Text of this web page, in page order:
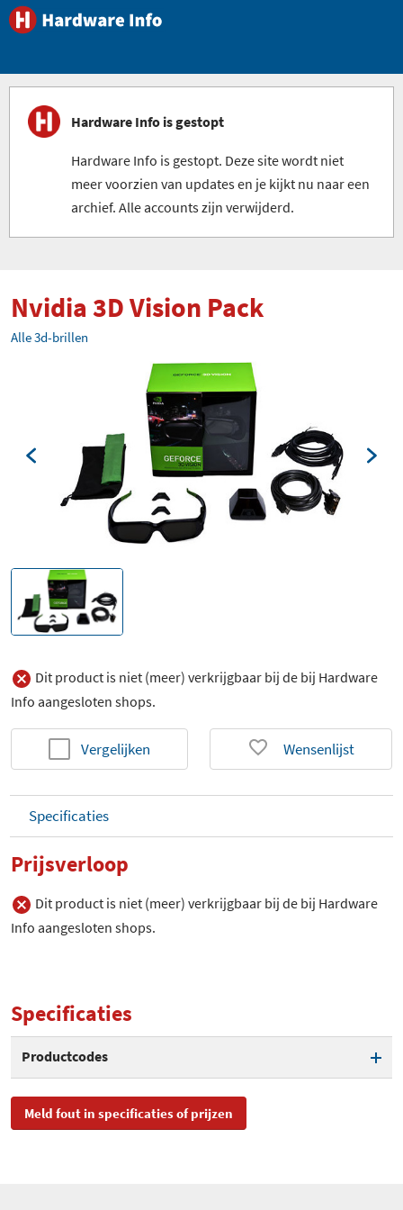
Hardware Info is gestopt
Hardware Info is gestopt. Deze site wordt niet
meer voorzien van updates en je kijkt nu naar een
archief. Alle accounts zijn verwijderd.
Nvidia 3D Vision Pack
Alle 3d-brillen
Dit product is niet (meer) verkrijgbaar bij de bij Hardware
Info aangesloten shops.
Vergelijken Wensenlijst
Specificaties
Prijsverloop
Dit product is niet (meer) verkrijgbaar bij de bij Hardware
Info aangesloten shops.
Specificaties
Productcodes
SKU 942-10701-0005-400
Meld fout in specificaties of prijzen